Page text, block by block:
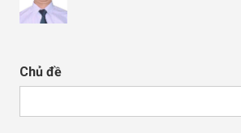
Chủ đề